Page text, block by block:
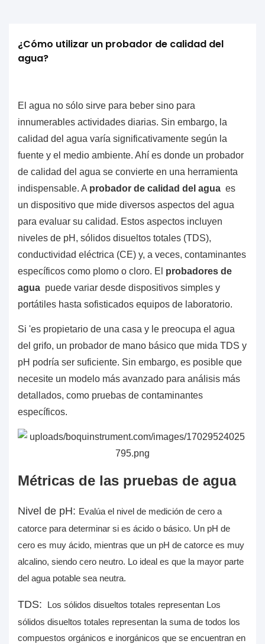
¿Cómo utilizar un probador de calidad del
agua?
El agua no sólo sirve para beber sino para
innumerables actividades diarias. Sin embargo, la
calidad del agua varía significativamente según la
fuente y el medio ambiente. Ahí es donde un probador
de calidad del agua se convierte en una herramienta
indispensable. A probador de calidad del agua es
un dispositivo que mide diversos aspectos del agua
para evaluar su calidad. Estos aspectos incluyen
niveles de pH, sólidos disueltos totales (TDS),
conductividad eléctrica (CE) y, a veces, contaminantes
específicos como plomo o cloro. El probadores de
agua puede variar desde dispositivos simples y
portátiles hasta sofisticados equipos de laboratorio.
Si 'es propietario de una casa y le preocupa el agua
del grifo, un probador de mano básico que mida TDS y
pH podría ser suficiente. Sin embargo, es posible que
necesite un modelo más avanzado para análisis más
detallados, como pruebas de contaminantes
específicos.
Métricas de las pruebas de agua
Nivel de pH: Evalúa el nivel de medición de cero a
catorce para determinar si es ácido o básico. Un pH de
cero es muy ácido, mientras que un pH de catorce es muy
alcalino, siendo cero neutro. Lo ideal es que la mayor parte
del agua potable sea neutra.
TDS:
Los sólidos disueltos totales representan Los
sólidos disueltos totales representan la suma de todos los
compuestos orgánicos e inorgánicos que se encuentran en